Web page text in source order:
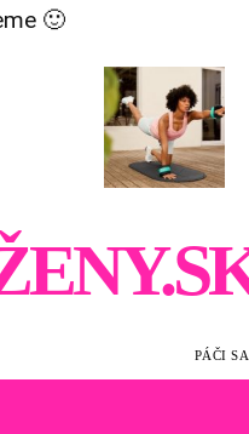
🙂
PÁČI SA